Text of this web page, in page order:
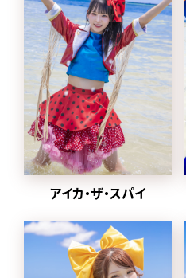
avexからメジャーデビュー
後4日という史上最速の早
さで東京ドームに立ち話題
を集め、「第62回 輝く！日本
レコード大賞」新人賞を受
賞。
2024年1月から
2022年に同番組の企画
「MONSTER LOVE」から誕
豆柴の大群都内某所
a.k.a. MONSTERIDOLとし
アイカ・ザ・スパイ